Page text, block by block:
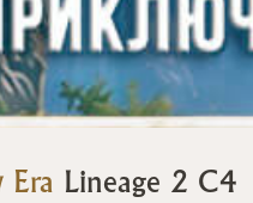
Era Lineage 2 C4